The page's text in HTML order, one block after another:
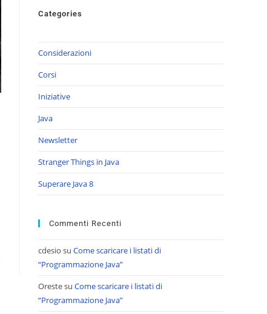
Categories
Considerazioni
Corsi
Iniziative
Java
Newsletter
Stranger Things in Java
Superare Java 8
Commenti Recenti
cdesio su Come scaricare i listati di
“Programmazione Java”
Orestesu Come scaricare i listati di
“Programmazione Java”